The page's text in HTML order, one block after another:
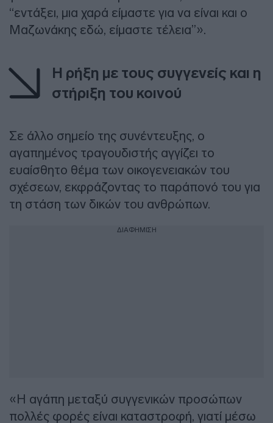
“εντάξει, μια χαρά είμαστε για να είναι και ο
Μαζωνάκης εδώ, είμαστε τέλεια”».
Η ρήξη με τους συγγενείς και η
στήριξη του κοινού
Σε άλλο σημείο της συνέντευξης, ο
αγαπημένος τραγουδιστής αγγίζει το
ευαίσθητο θέμα των οικογενειακών του
σχέσεων, εκφράζοντας το παράπονό του για
τη στάση των δικών του ανθρώπων.
ΔΙΑΦΗΜΙΣΗ
«Η αγάπη μεταξύ συγγενικών προσώπων
πολλές φορές είναι καταστροφή, γιατί μέσω